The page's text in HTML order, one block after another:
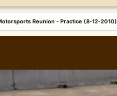
Reunion - Practice (8-12-2010)